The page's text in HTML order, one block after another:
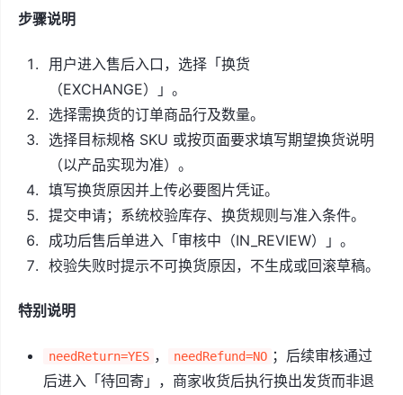
步骤说明
用户进入售后入口，选择「换货
（EXCHANGE）」。
选择需换货的订单商品行及数量。
选择目标规格 SKU 或按页面要求填写期望换货说明
（以产品实现为准）。
填写换货原因并上传必要图片凭证。
提交申请；系统校验库存、换货规则与准入条件。
成功后售后单进入「审核中（IN_REVIEW）」。
校验失败时提示不可换货原因，不生成或回滚草稿。
特别说明
needReturn=YES ， needRefund=NO ；后续审核通过
后进入「待回寄」，商家收货后执行换出发货而非退